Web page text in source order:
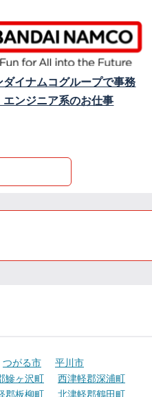
ダイナムコグループで事務
エンジニア系のお仕事
つがる市
平川市
鰺ヶ沢町
西津軽郡深浦町
郡板柳町
北津軽郡鶴田町